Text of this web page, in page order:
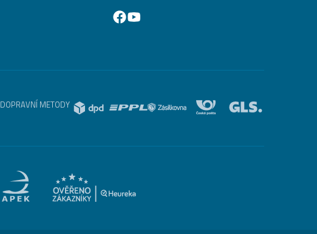
DOPRAVNÍ METODY